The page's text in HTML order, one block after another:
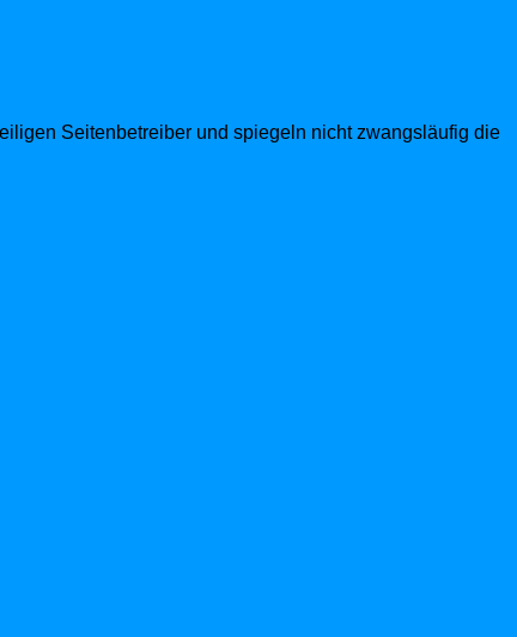
Seitenbetreiber und spiegeln nicht zwangsläufig die